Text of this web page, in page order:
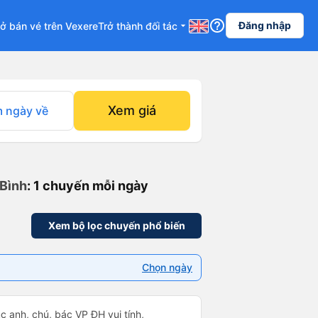
bán vé trên VexereTrở thành đối tác arrow_drop_down help_outline Đăng nhập
ngày về Xem giá
: 1 chuyến mỗi ngày
Xem bộ lọc chuyến phổ biến
Chọn ngày
anh, chú, bác VP ĐH vui tính,